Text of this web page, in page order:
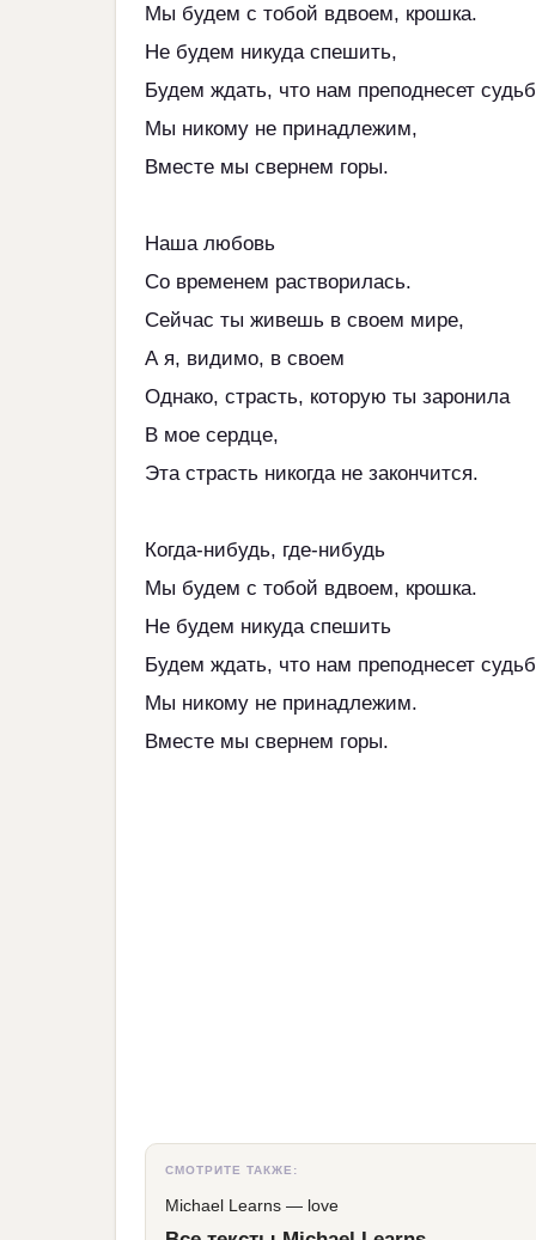
Мы будем с тобой вдвоем, крошка.
Не будем никуда спешить,
Будем ждать, что нам преподнесет
Мы никому не принадлежим,
Вместе мы свернем горы.
Наша любовь
Со временем растворилась.
Сейчас ты живешь в своем мире,
А я, видимо, в своем
Однако, страсть, которую ты заронила
В мое сердце,
Эта страсть никогда не закончится.
Когда-нибудь, где-нибудь
Мы будем с тобой вдвоем, крошка.
Не будем никуда спешить
Будем ждать, что нам преподнесет
Мы никому не принадлежим.
Вместе мы свернем горы.
СМОТРИТЕ ТАКЖЕ:
Michael Learns — love